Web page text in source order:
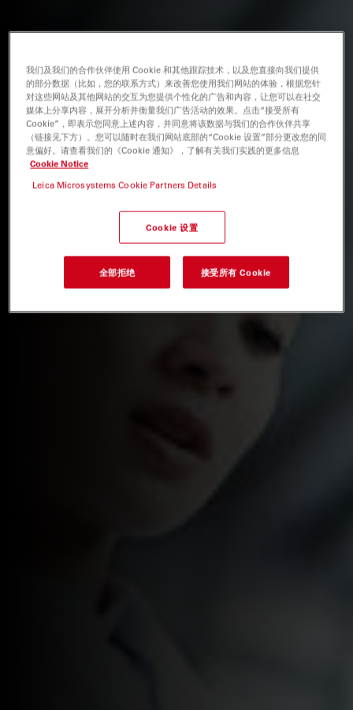
我们及我们的合作伙伴使用 Cookie 和其他跟踪技术，以及您直接向我们提供
的部分数据（比如，您的联系方式）来改善您使用我们网站的体验，根据您针
对这些网站及其他网站的交互为您提供个性化的广告和内容，让您可以在社交
媒体上分享内容，展开分析并衡量我们广告活动的效果。点击“接受所有
Cookie”，即表示您同意上述内容，并同意将该数据与我们的合作伙伴共享
（链接见下方）。您可以随时在我们网站底部的“Cookie 设置”部分更改您的同
意偏好。请查看我们的《Cookie 通知》，了解有关我们实践的更多信息
Cookie Notice
Leica Microsystems Cookie Partners Details
Cookie 设置
全部拒绝 接受所有 Cookie